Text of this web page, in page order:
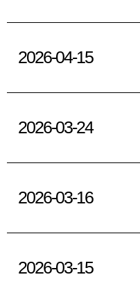
2026-04-15
2026-03-24
2026-03-16
2026-03-15